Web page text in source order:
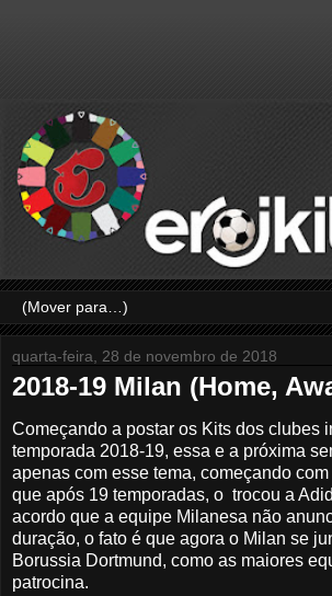
quarta-feira, 28 de novembro de 2018
2018-19 Milan (Home,
Começando a postar os Kits dos clubes
temporada 2018-19, essa e a próxima
apenas com esse tema, começando
que após 19 temporadas, o trocou a
acordo que a equipe Milanesa não
duração, o fato é que agora o Milan se
Borussia Dortmund, como as maiores
patrocina.